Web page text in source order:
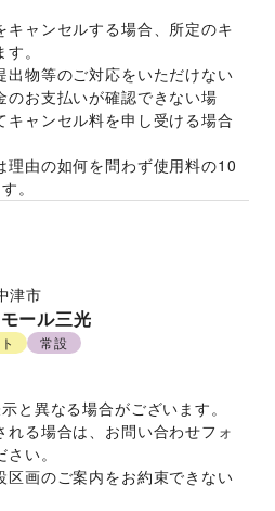
ャンセルする場合、所定のキ
す。
出物等のご対応をいただけない
のお支払いが確認できない場
ャンセル料を申し受ける場合
理由の如何を問わず使用料の10
。
津市
ール三光
常設
と異なる場合がございます。
る場合は、お問い合わせフォ
い。
区画のご案内をお約束できない